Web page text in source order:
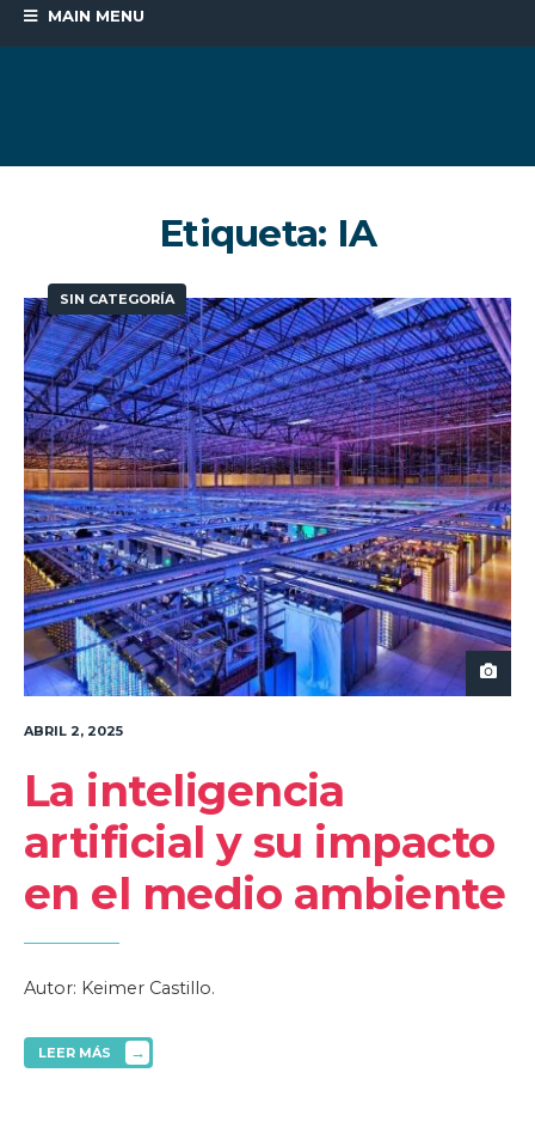
MAIN MENU
Etiqueta: IA
SIN CATEGORÍA
ABRIL 2, 2025
La inteligencia
artificial y su impacto
en el medio ambiente
Autor: Keimer Castillo.
LEER MÁS →